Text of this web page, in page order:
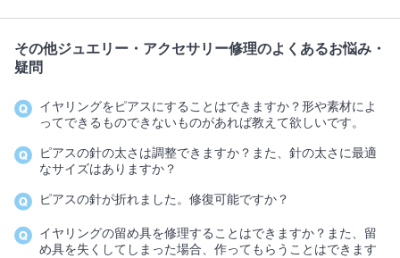
その他ジュエリー・アクセサリー修理のよくあるお悩み・
疑問
イヤリングをピアスにすることはできますか？形や素材によ
ってできるものできないものがあれば教えて欲しいです。
ピアスの針の太さは調整できますか？また、針の太さに最適
なサイズはありますか？
ピアスの針が折れました。修復可能ですか？
イヤリングの留め具を修理することはできますか？また、留
め具を失くしてしまった場合、作ってもらうことはできます